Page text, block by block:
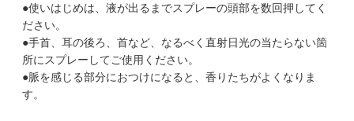
●使いはじめは、液が出るまでスプレーの頭部を数回押してく
ださい。
●手首、耳の後ろ、首など、なるべく直射日光の当たらない箇
所にスプレーしてご使用ください。
●脈を感じる部分におつけになると、香りたちがよくなりま
す。